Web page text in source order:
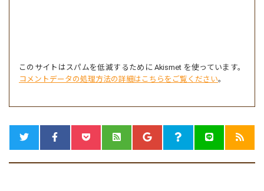
このサイトはスパムを低減するために Akismet を使っています。
コメントデータの処理方法の詳細はこちらをご覧ください。